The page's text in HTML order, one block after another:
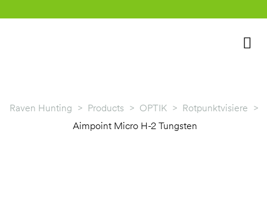
Raven Hunting > Products > OPTIK > Rotpunktvisiere >
Aimpoint Micro H-2 Tungsten